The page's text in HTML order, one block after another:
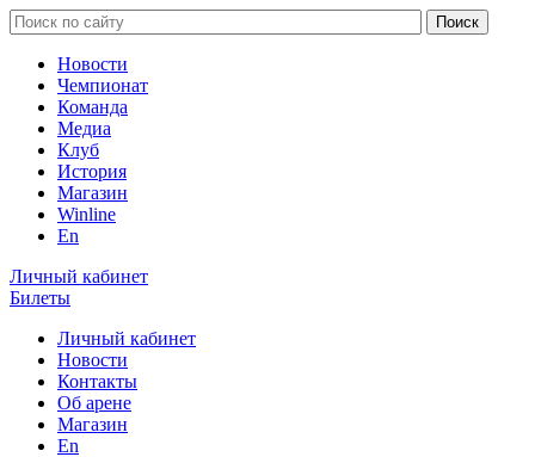
Новости
Чемпионат
Команда
Медиа
Клуб
История
Магазин
Winline
En
Личный кабинет
Билеты
Личный кабинет
Новости
Контакты
Об арене
Магазин
En